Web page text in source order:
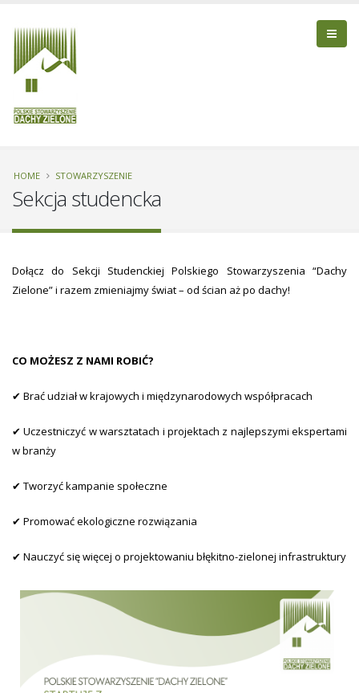
HOME STOWARZYSZENIE
Sekcja studencka
Dołącz do Sekcji Studenckiej Polskiego Stowarzyszenia “Dachy
Zielone” i razem zmieniajmy świat – od ścian aż po dachy!
CO MOŻESZ Z NAMI ROBIĆ?
✔ Brać udział w krajowych i międzynarodowych współpracach
✔ Uczestniczyć w warsztatach i projektach z najlepszymi ekspertami
w branży
✔ Tworzyć kampanie społeczne
✔ Promować ekologiczne rozwiązania
✔ Nauczyć się więcej o projektowaniu błękitno-zielonej infrastruktury